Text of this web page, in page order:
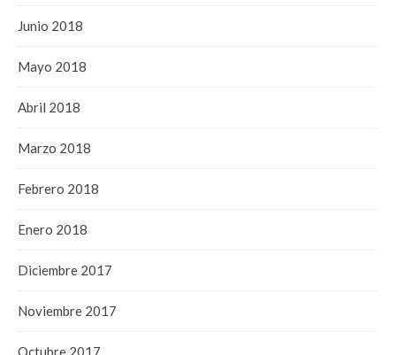
Junio 2018
Mayo 2018
Abril 2018
Marzo 2018
Febrero 2018
Enero 2018
Diciembre 2017
Noviembre 2017
Octubre 2017